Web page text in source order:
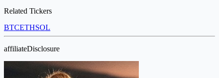
Related Tickers
BTCETHSOL
affiliateDisclosure